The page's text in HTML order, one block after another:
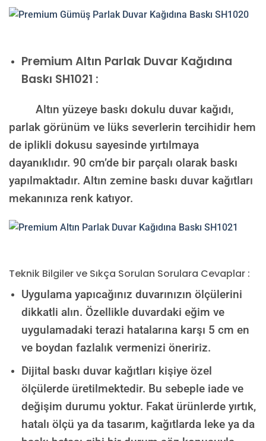
PremiumAltın Parlak Duvar Kağıdına
Baskı SH1021 :
Altın yüzeye baskı dokulu duvar kağıdı,
parlak görünüm ve lüks severlerin tercihidir hem
de iplikli dokusu sayesinde yırtılmaya
dayanıklıdır. 90 cm’de bir parçalı olarak baskı
yapılmaktadır. Altın zemine baskı duvar kağıtları
mekanınıza renk katıyor.
Teknik Bilgiler ve Sıkça Sorulan Sorulara Cevaplar :
Uygulama yapıcağınız duvarınızın ölçülerini
dikkatli alın. Özellikle duvardaki eğim ve
uygulamadaki terazi hatalarına karşı 5 cm en
ve boydan fazlalık vermenizi öneririz.
Dijital baskı duvar kağıtları kişiye özel
ölçülerde üretilmektedir. Bu sebeple iade ve
değişim durumu yoktur. Fakat ürünlerde yırtık,
hatalı ölçü ya da tasarım, kağıtlarda leke ya da